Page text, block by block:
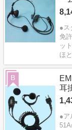
●ス
免
ッ
ほ
耳
●ア
B